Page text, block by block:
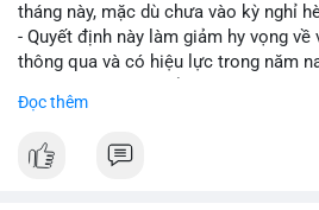
tháng này, mặc dù chưa vào kỳ nghỉ
- Quyết định này làm giảm hy vọng
thông qua và có hiệu lực trong năm
mục chứng chỉ cho tài sản số tại Mỹ.
và phát triển thị trường crypto tại Mỹ.
Đọc thêm